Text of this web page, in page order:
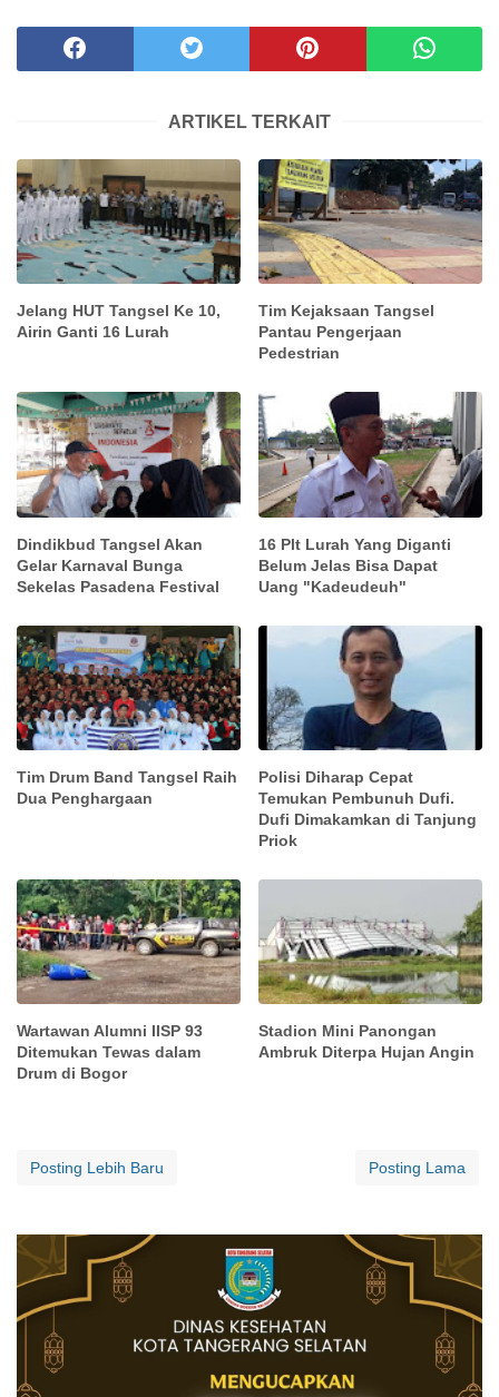
ARTIKEL TERKAIT
Jelang HUT Tangsel Ke 10,
Airin Ganti 16 Lurah
Tim Kejaksaan Tangsel
Pantau Pengerjaan
Pedestrian
Dindikbud Tangsel Akan
Gelar Karnaval Bunga
Sekelas Pasadena Festival
16 Plt Lurah Yang Diganti
Belum Jelas Bisa Dapat
Uang "Kadeudeuh"
Tim Drum Band Tangsel Raih
Dua Penghargaan
Polisi Diharap Cepat
Temukan Pembunuh Dufi.
Dufi Dimakamkan di Tanjung
Priok
Wartawan Alumni IISP 93
Ditemukan Tewas dalam
Drum di Bogor
Stadion Mini Panongan
Ambruk Diterpa Hujan Angin
Posting Lebih Baru Posting Lama